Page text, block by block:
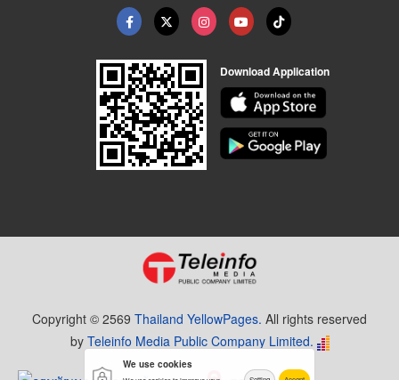
Download Application
Copyright © 2569 Thailand YellowPages. All rights reserved
by Teleinfo Media Public Company Limited.
We use cookies